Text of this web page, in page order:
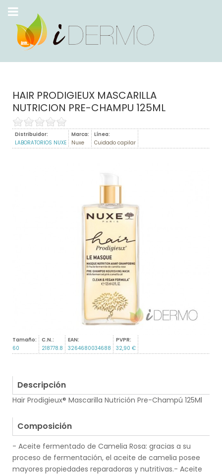
HAIR PRODIGIEUX MASCARILLA
NUTRICION PRE-CHAMPU 125ML
Distribuidor:
LABORATORIOS NUXE
Marca:
Nuxe
Línea:
Cuidado capilar
Tamaño:
60
C.N.:
218778.8
EAN:
3264680034688
PVPR:
32,90 €
Descripción
Hair Prodigieux® Mascarilla Nutrición Pre-Champú 125Ml
Composición
- Aceite fermentado de Camelia Rosa: gracias a su
proceso de fermentación, el aceite de camelia posee
mayores propiedades reparadoras y nutritivas.- Aceite